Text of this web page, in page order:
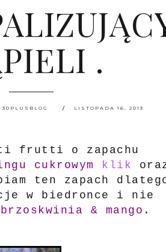
.
LISTOPADA 16, 2013
frutti o zapachu
cukrowym klik
ten zapach
w biedronce i nie
& mango .